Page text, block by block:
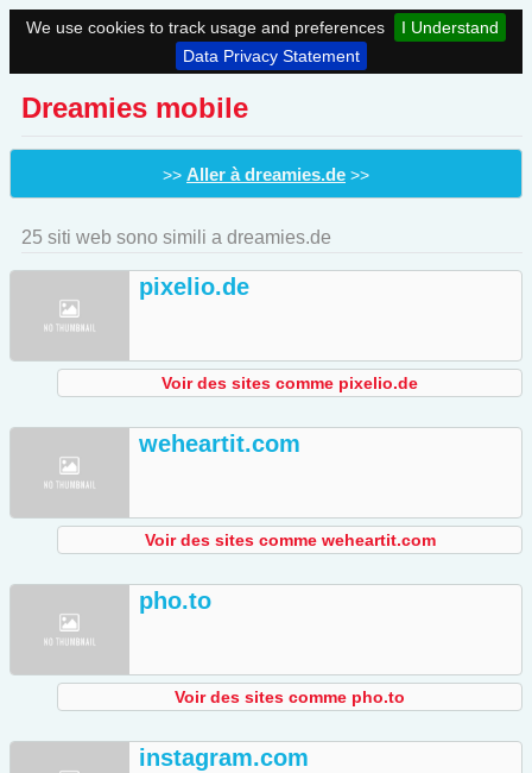
We use cookies to track usage and preferences
I Understand
Data Privacy Statement
Dreamies mobile
>> Aller à dreamies.de >>
25 siti web sono simili a dreamies.de
pixelio.de
Voir des sites comme pixelio.de
weheartit.com
Voir des sites comme weheartit.com
pho.to
Voir des sites comme pho.to
instagram.com